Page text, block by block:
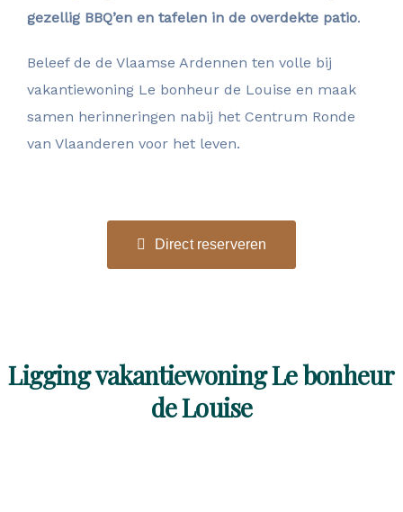
gezellig BBQ’en en tafelen in de overdekte patio.
Beleef de de Vlaamse Ardennen ten volle bij
vakantiewoning Le bonheur de Louise en maak
samen herinneringen nabij het Centrum Ronde
van Vlaanderen voor het leven.
Direct reserveren
Ligging vakantiewoning Le bonheur
de Louise